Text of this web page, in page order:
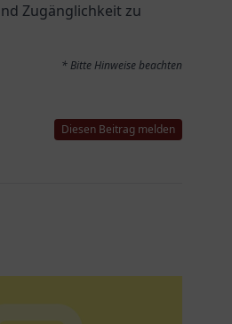
Zugänglichkeit zu
* Bitte Hinweise beachten
Diesen Beitrag melden